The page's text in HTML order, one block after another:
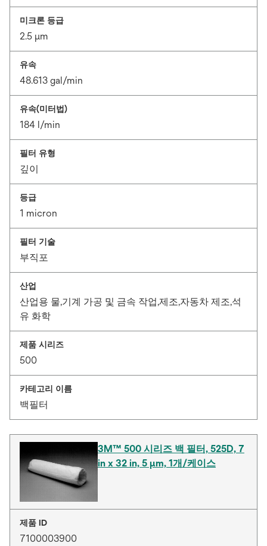
미크론 등급
2.5 μm
유속
48.613 gal/min
유속(미터법)
184 l/min
필터 유형
깊이
등급
1 micron
필터 기술
부직포
산업
산업용 물,기계 가공 및 금속 작업,제조,자동차 제조,석
유 화학
제품 시리즈
500
카테고리 이름
백필터
3M™ 500 시리즈 백 필터, 525D, 7
in x 32 in, 5 μm, 1개/케이스
제품 ID
7100003900